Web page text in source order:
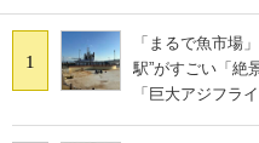
1
「まるで魚市場
駅”がすごい「絶
「巨大アジフラ